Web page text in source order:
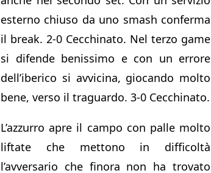
esterno chiuso da uno smash conferma
il break. 2-0 Cecchinato. Nel terzo game
si difende benissimo e con un errore
dell’iberico si avvicina, giocando molto
bene, verso il traguardo. 3-0 Cecchinato.
L’azzurro apre il campo con palle molto
liftate che mettono in difficoltà
l’avversario che finora non ha trovato